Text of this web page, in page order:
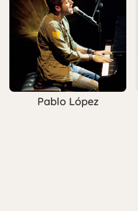
Pablo López